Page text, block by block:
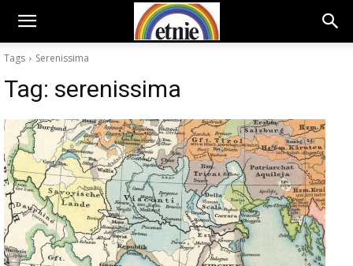
Tags Serenissima
Tag: serenissima